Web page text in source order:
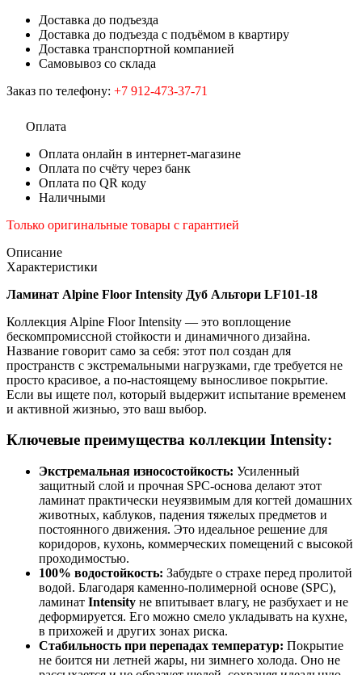
Доставка до подъезда
Доставка до подъезда с подъёмом в квартиру
Доставка транспортной компанией
Самовывоз со склада
Заказ по телефону: +7 912-473-37-71
Оплата
Оплата онлайн в интернет-магазине
Оплата по счёту через банк
Оплата по QR коду
Наличными
Только оригинальные товары с гарантией
Описание
Характеристики
Ламинат Alpine Floor Intensity Дуб Альтори LF101-18
Коллекция Alpine Floor Intensity — это воплощение
бескомпромиссной стойкости и динамичного дизайна.
Название говорит само за себя: этот пол создан для
пространств с экстремальными нагрузками, где требуется не
просто красивое, а по-настоящему выносливое покрытие.
Если вы ищете пол, который выдержит испытание временем
и активной жизнью, это ваш выбор.
Ключевые преимущества коллекции Intensity:
Экстремальная износостойкость: Усиленный
защитный слой и прочная SPC-основа делают этот
ламинат практически неуязвимым для когтей домашних
животных, каблуков, падения тяжелых предметов и
постоянного движения. Это идеальное решение для
коридоров, кухонь, коммерческих помещений с высокой
проходимостью.
100% водостойкость: Забудьте о страхе перед пролитой
водой. Благодаря каменно-полимерной основе (SPC),
ламинат Intensity не впитывает влагу, не разбухает и не
деформируется. Его можно смело укладывать на кухне,
в прихожей и других зонах риска.
Стабильность при перепадах температур: Покрытие
не боится ни летней жары, ни зимнего холода. Оно не